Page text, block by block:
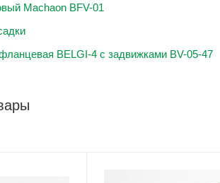
Machaon BFV-01
BELGI-4 с задвижками BV-05-47